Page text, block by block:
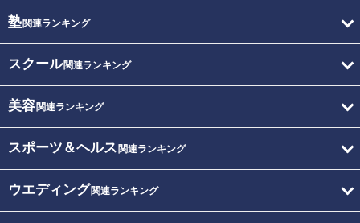
塾関連ランキング
スクール関連ランキング
美容関連ランキング
スポーツ＆ヘルス 関連ランキング
ウエディング関連ランキング